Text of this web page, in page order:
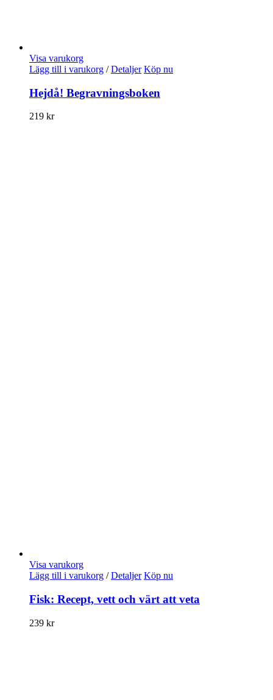
Visa varukorg
Lägg till i varukorg / Detaljer Köp nu
Hejdå! Begravningsboken
219 kr
Visa varukorg
Lägg till i varukorg / Detaljer Köp nu
Fisk: Recept, vett och värt att veta
239 kr